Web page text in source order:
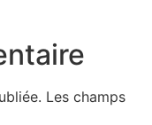
Les champs